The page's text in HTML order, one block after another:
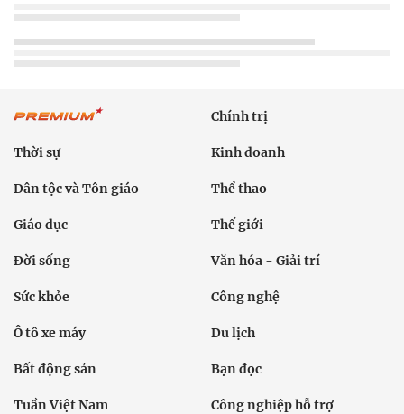
Chính trị
Thời sự Kinh doanh
Dân tộc và Tôn giáo Thể thao
Giáo dục Thế giới
Đời sống Văn hóa - Giải trí
Sức khỏe Công nghệ
Ô tô xe máy Du lịch
Bất động sản Bạn đọc
Tuần Việt Nam Công nghiệp hỗ trợ